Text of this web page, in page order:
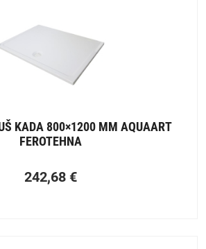
KADA 800×1200 MM AQUAART
FEROTEHNA
242,68 €